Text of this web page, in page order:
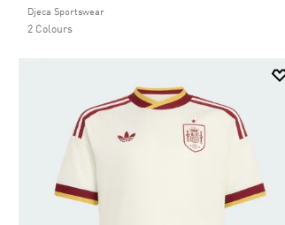
Djeca Sportswear
2 Colours